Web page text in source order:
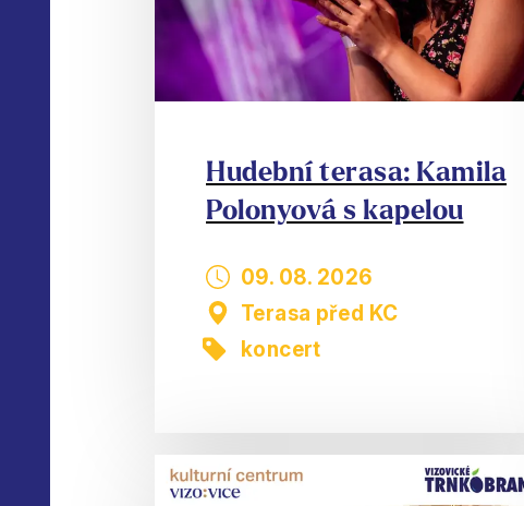
Hudební terasa: Kamila
Polonyová s kapelou
09. 08. 2026
Terasa před KC
koncert